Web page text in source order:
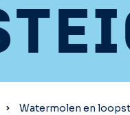
Watermolen en